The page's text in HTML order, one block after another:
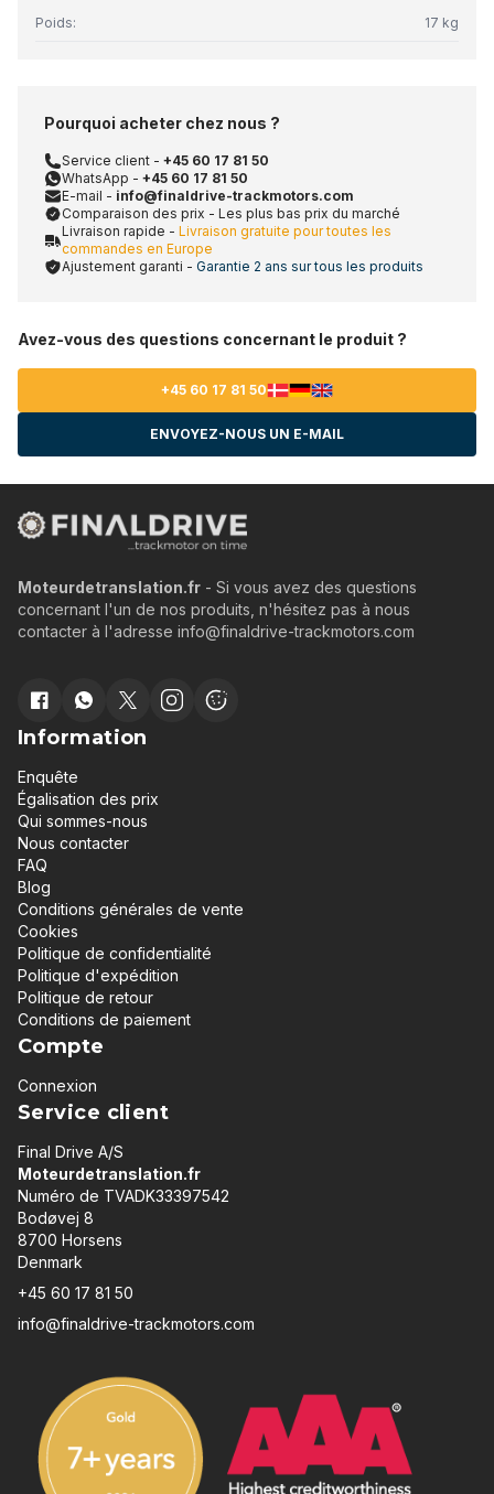
Poids: 17 kg
Pourquoi acheter chez nous ?
Service client - +45 60 17 81 50
WhatsApp - +45 60 17 81 50
E-mail - info@finaldrive-trackmotors.com
Comparaison des prix - Les plus bas prix du marché
Livraison rapide - Livraison gratuite pour toutes les
commandes en Europe
Ajustement garanti - Garantie 2 ans sur tous les produits
Avez-vous des questions concernant le produit ?
+45 60 17 81 50
ENVOYEZ-NOUS UN E-MAIL
Moteurdetranslation.fr - Si vous avez des questions
concernant l'un de nos produits, n'hésitez pas à nous
contacter à l'adresse info@finaldrive-trackmotors.com
Information
Enquête
Égalisation des prix
Qui sommes-nous
Nous contacter
FAQ
Blog
Conditions générales de vente
Cookies
Politique de confidentialité
Politique d'expédition
Politique de retour
Conditions de paiement
Compte
Connexion
Service client
Final Drive A/S
Moteurdetranslation.fr
Numéro de TVADK33397542
Bodøvej 8
8700 Horsens
Denmark
+45 60 17 81 50
info@finaldrive-trackmotors.com